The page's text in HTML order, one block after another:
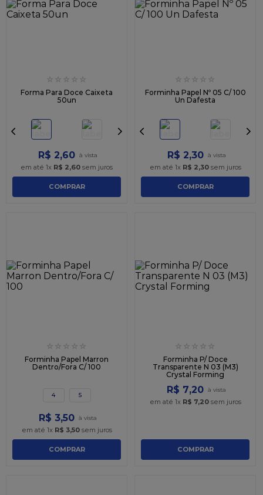
☆ ☆ ☆ ☆ ☆
Forma Para Doce Caixeta
50un
R$ 2,60
em até 1x R$ 2,60 sem juros
COMPRAR
☆ ☆ ☆ ☆ ☆
Forminha Papel Nº 05 C/ 100
Un Dafesta
R$ 2,30
em até 1x R$ 2,30sem juros
COMPRAR
☆ ☆ ☆ ☆ ☆
Forminha Papel Marron
Dentro/Fora C/ 100
4 5
R$ 3,50
em até 1x R$ 3,50sem juros
COMPRAR
☆ ☆ ☆ ☆ ☆
Forminha P/ Doce
Transparente N 03 (M3)
Crystal Forming
R$ 7,20
em até 1x R$ 7,20sem juros
COMPRAR
9º
granulado